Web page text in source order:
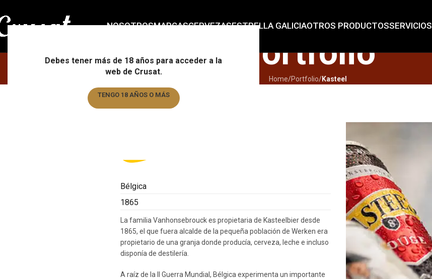
Debes tener más de 18 años para acceder a la
web de Crusat.
TENGO 18 AÑOS O MÁS
NOSOTROSMARCASCERVEZASESTRELLA GALICIAOTROS PRODUCTOSSERVICIOS
Portfolio
Home/Portfolio/Kasteel
Bélgica
1865
La familia Vanhonsebrouck es propietaria de Kasteelbier desde
1865, el que fuera alcalde de la pequeña población de Werken era
propietario de una granja donde producía, cerveza, leche e incluso
disponía de destilería.
A raíz de la II Guerra Mundial, Bélgica experimenta un importante